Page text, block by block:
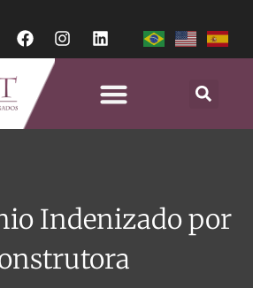
Indenizado por